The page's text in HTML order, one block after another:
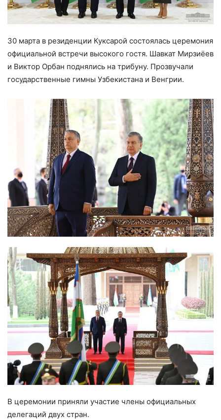
30 марта в резиденции Куксарой состоялась церемония
официальной встречи высокого гостя. Шавкат Мирзиёев
и Виктор Орбан поднялись на трибуну. Прозвучали
государственные гимны Узбекистана и Венгрии.
В церемонии приняли участие члены официальных
делегаций двух стран.